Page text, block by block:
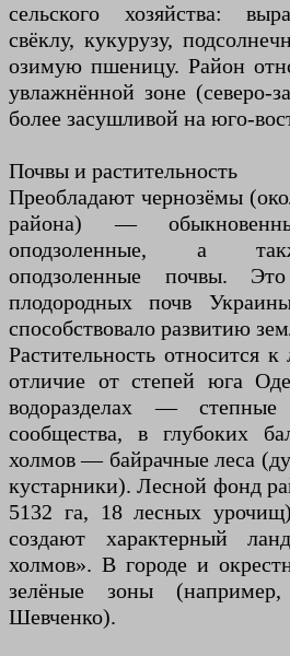
сельского хозяйства:
свёклу, кукурузу,
озимую пшеницу. Район
увлажнённой зоне (северо-
более засушливой на юго-
Почвы и растительность
Преобладают чернозёмы
района) —
оподзоленные, а
оподзоленные почвы.
плодородных почв
способствовало развитию
Растительность относится
отличие от степей юга
водоразделах — степные
сообщества, в глубоких
холмов — байрачные леса
кустарники). Лесной фонд
5132 га, 18 лесных
создают характерный
холмов». В городе и
зелёные зоны
Шевченко).